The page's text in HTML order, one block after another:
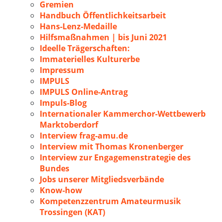
Gremien
Handbuch Öffentlichkeitsarbeit
Hans-Lenz-Medaille
Hilfsmaßnahmen | bis Juni 2021
Ideelle Trägerschaften:
Immaterielles Kulturerbe
Impressum
IMPULS
IMPULS Online-Antrag
Impuls-Blog
Internationaler Kammerchor-Wettbewerb
Marktoberdorf
Interview frag-amu.de
Interview mit Thomas Kronenberger
Interview zur Engagemenstrategie des
Bundes
Jobs unserer Mitgliedsverbände
Know-how
Kompetenzzentrum Amateurmusik
Trossingen (KAT)